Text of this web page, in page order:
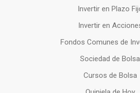
Invertir en Plazo
Invertir en
Fondos Comunes de
Sociedad de Bolsa
Cursos de Bolsa